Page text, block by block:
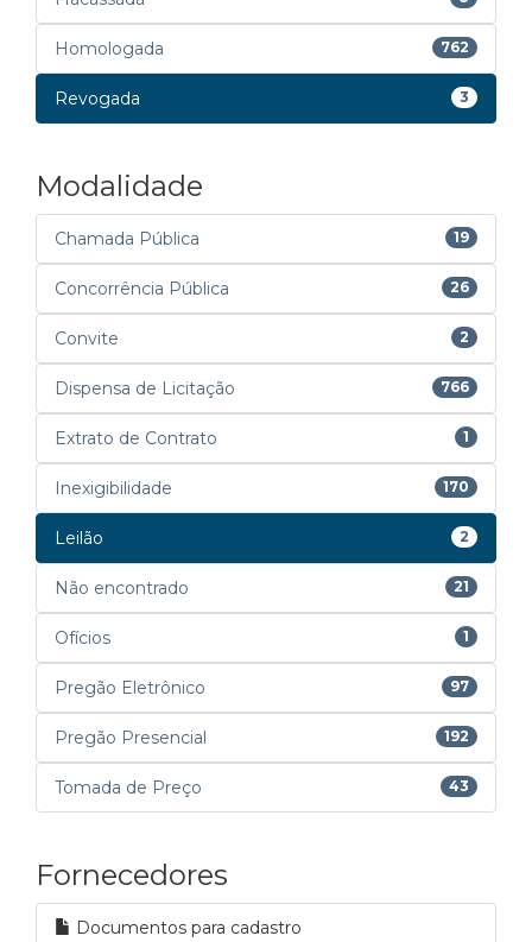
Homologada 762
Revogada 3
Modalidade
Chamada Pública 19
Concorrência Pública 26
Convite 2
Dispensa de Licitação 766
Extrato de Contrato 1
Inexigibilidade 170
Leilão 2
Não encontrado 21
Ofícios 1
Pregão Eletrônico 97
Pregão Presencial 192
Tomada de Preço 43
Fornecedores
Documentos para cadastro